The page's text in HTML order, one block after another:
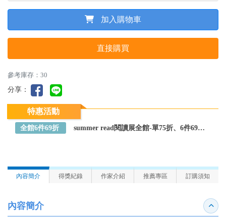
加入購物車
直接購買
參考庫存：30
分享：
特惠活動
全館6件69折 summer read閱讀展全館-單75折、6件69折～全館任選
內容簡介 得獎紀錄 作家介紹 推薦專區 訂購須知
內容簡介 收合